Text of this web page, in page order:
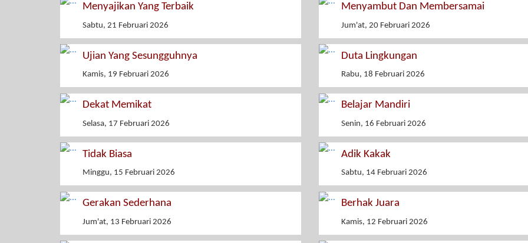
Menyajikan Yang Terbaik
Sabtu, 21 Februari 2026
Menyambut Dan Membersamai
Jum'at, 20 Februari 2026
Ujian Yang Sesungguhnya
Kamis, 19 Februari 2026
Duta Lingkungan
Rabu, 18 Februari 2026
Dekat Memikat
Selasa, 17 Februari 2026
Belajar Mandiri
Senin, 16 Februari 2026
Tidak Biasa
Minggu, 15 Februari 2026
Adik Kakak
Sabtu, 14 Februari 2026
Gerakan Sederhana
Jum'at, 13 Februari 2026
Berhak Juara
Kamis, 12 Februari 2026